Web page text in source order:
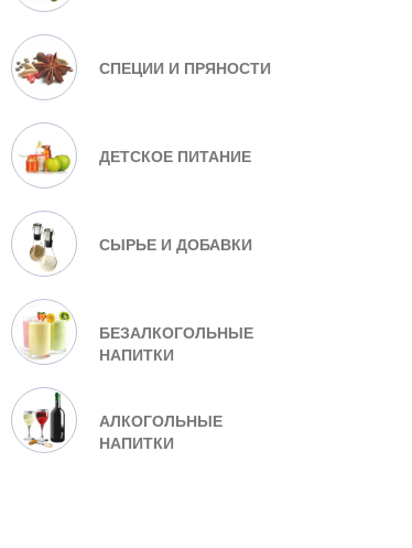
СПЕЦИИ И ПРЯНОСТИ
ДЕТСКОЕ ПИТАНИЕ
СЫРЬЕ И ДОБАВКИ
БЕЗАЛКОГОЛЬНЫЕ
НАПИТКИ
АЛКОГОЛЬНЫЕ
НАПИТКИ